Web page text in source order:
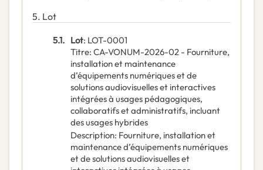
5. Lot
5.1. Lot: LOT-0001
Titre: CA-VONUM-2026-02 - Fourniture,
installation et maintenance
d’équipements numériques et de
solutions audiovisuelles et interactives
intégrées à usages pédagogiques,
collaboratifs et administratifs, incluant
des usages hybrides
Description: Fourniture, installation et
maintenance d’équipements numériques
et de solutions audiovisuelles et